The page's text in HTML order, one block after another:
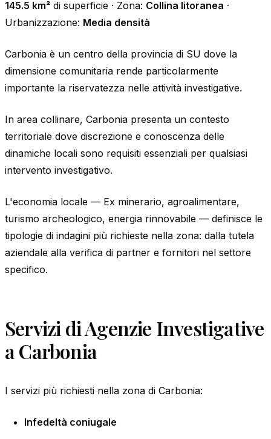
145.5 km² di superficie · Zona: Collina litoranea ·
Urbanizzazione: Media densità
Carbonia è un centro della provincia di SU dove la
dimensione comunitaria rende particolarmente
importante la riservatezza nelle attività investigative.
In area collinare, Carbonia presenta un contesto
territoriale dove discrezione e conoscenza delle
dinamiche locali sono requisiti essenziali per qualsiasi
intervento investigativo.
L'economia locale — Ex minerario, agroalimentare,
turismo archeologico, energia rinnovabile — definisce le
tipologie di indagini più richieste nella zona: dalla tutela
aziendale alla verifica di partner e fornitori nel settore
specifico.
Servizi di Agenzie Investigative
a Carbonia
I servizi più richiesti nella zona di Carbonia:
Infedeltà coniugale